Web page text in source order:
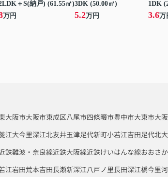
＋S(納戸) (61.55㎡)
万円
3DK (50.00㎡)
5.2万円
1DK
3.6万
大阪市大阪市東成区八尾市四條畷市豊中市大東市大
江大今里深江北友井玉津足代新町小若江吉田足代北
鉄難波・奈良線近鉄大阪線近鉄けいはんな線おおさ
江岩田荒本吉田長瀬新深江八戸ノ里長田深江橋今里